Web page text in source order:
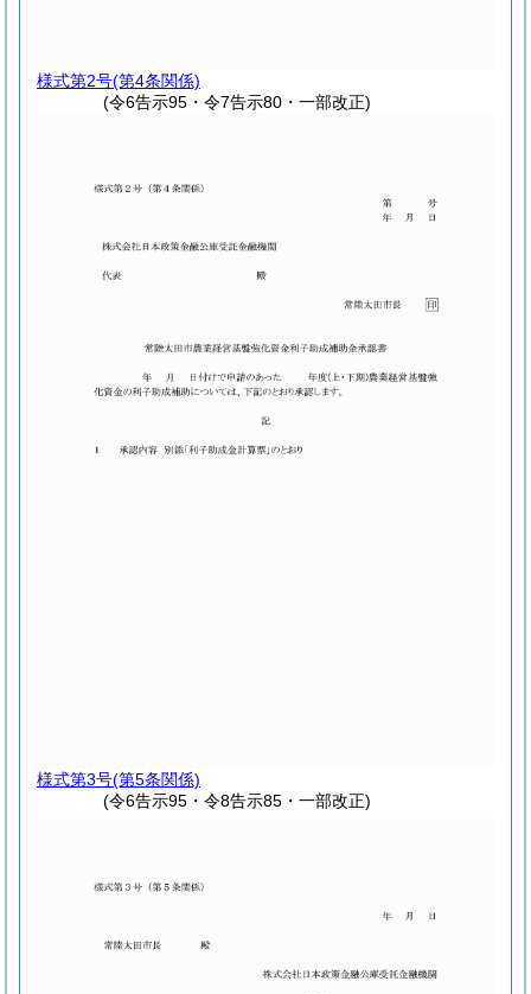
様式第2号(第4条関係)
(令6告示95・令7告示80・一部改正)
様式第3号(第5条関係)
(令6告示95・令8告示85・一部改正)